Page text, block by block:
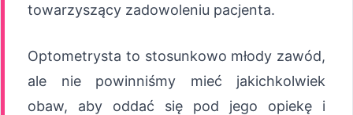
towarzyszący zadowoleniu pacjenta.
Optometrysta to stosunkowo młody zawód,
ale nie powinniśmy mieć jakichkolwiek
obaw, aby oddać się pod jego opiekę i